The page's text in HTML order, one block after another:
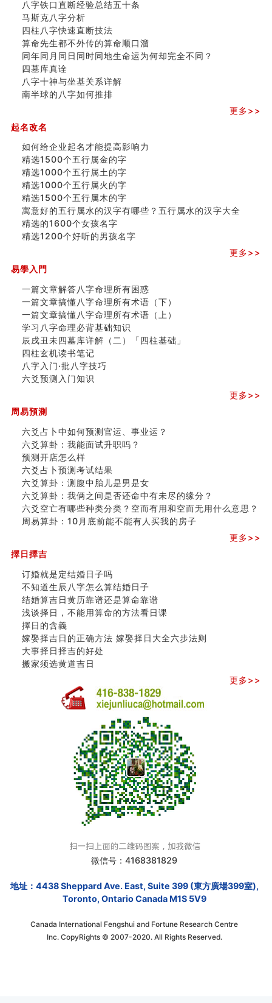
大門風水五大禁忌！大門風水擺設？門中門風水解方？
出现这几种面相桃花泛
寓意好的五行属水的汉字有哪些？五行属水的汉字大全
玄空本义 (一)
＂天下第一关＂的由来
无名指长的人有艺术天赋？手指长短能看出什么？
六爻測住宅風水 (三)
別再一知半解！正解住宅風水十大禁忌
姓名學特殊字畫的計算方法
八字铁口直断经验总结五十条
马斯克八字分析
四柱八字快速直断技法
算命先生都不外传的算命顺口溜
同年同月同日同时同地生命运为何却完全不同？
四墓库真诠
八字十神与坐基关系详解
南半球的八字如何推排
更多>>
起名改名
如何给企业起名才能提高影响力
精选1500个五行属金的字
精选1000个五行属土的字
精选1000个五行属火的字
精选1500个五行属木的字
寓意好的五行属水的汉字有哪些？五行属水的汉字大全
精选的1600个女孩名字
精选1200个好听的男孩名字
更多>>
易學入門
一篇文章解答八字命理所有困惑
一篇文章搞懂八字命理所有术语（下）
一篇文章搞懂八字命理所有术语（上）
学习八字命理必背基础知识
辰戌丑未四墓库详解（二）「四柱基础」
四柱玄机读书笔记
八字入门·批八字技巧
六爻预测入门知识
更多>>
周易預測
六爻占卜中如何预测官运、事业运？
六爻算卦：我能面试升职吗？
预测开店怎么样
六爻占卜预测考试结果
六爻算卦：测腹中胎儿是男是女
六爻算卦：我俩之间是否还命中有未尽的缘分？
六爻空亡有哪些种类分类？空而有用和空而无用什么意思？
周易算卦：10月底前能不能有人买我的房子
更多>>
擇日擇吉
订婚就是定结婚日子吗
不知道生辰八字怎么算结婚日子
结婚算吉日黄历靠谱还是算命靠谱
浅谈择日，不能用算命的方法看日课
擇日的含義
嫁娶择吉日的正确方法 嫁娶择日大全六步法则
大事择日择吉的好处
搬家须选黄道吉日
更多>>
微信号：4168381829
地址：4438 Sheppard Ave. East, Suite 399 (東方廣場399室),
Toronto, Ontario Canada M1S 5V9
Canada International Fengshui and Fortune Research Centre
Inc. CopyRights © 2007-2020. All Rights Reserved.